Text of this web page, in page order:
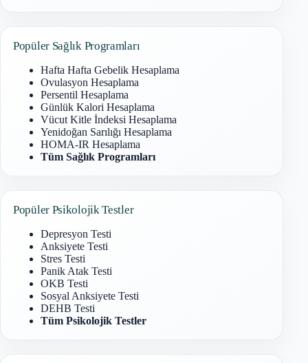
Popüler Sağlık Programları
Hafta Hafta Gebelik Hesaplama
Ovulasyon Hesaplama
Persentil Hesaplama
Günlük Kalori Hesaplama
Vücut Kitle İndeksi Hesaplama
Yenidoğan Sarılığı Hesaplama
HOMA-IR Hesaplama
Tüm Sağlık Programları
Popüler Psikolojik Testler
Depresyon Testi
Anksiyete Testi
Stres Testi
Panik Atak Testi
OKB Testi
Sosyal Anksiyete Testi
DEHB Testi
Tüm Psikolojik Testler